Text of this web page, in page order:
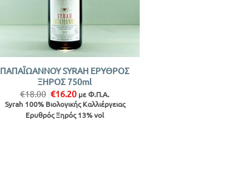
ΠΑΠΑΪΩΑΝΝΟΥ SYRAH ΕΡΥΘΡΟΣ
ΞΗΡΟΣ 750ml
€18.00 Original
price
was:
€18.00.
€16.20Η
τρέχουσα
τιμή
είναι:
με Φ.Π.Α.
Syrah 100% Βιολογικής Καλλιέργειας
Ερυθρός Ξηρός 13% vol